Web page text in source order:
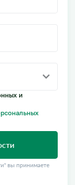
и
вы принимаете